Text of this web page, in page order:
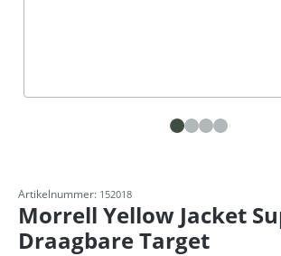
Artikelnummer: 152018
Morrell Yellow Jacket
Draagbare Target